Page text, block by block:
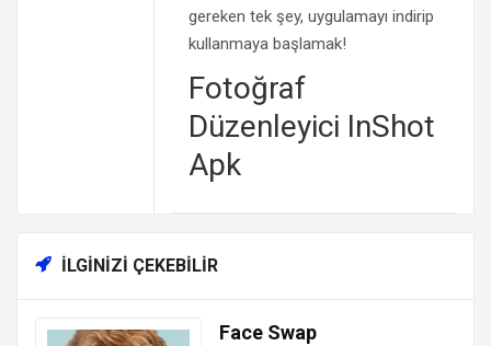
gereken tek şey, uygulamayı indirip
kullanmaya başlamak!
Fotoğraf
Düzenleyici InShot
Apk
İLGINIZI ÇEKEBILIR
Face Swap